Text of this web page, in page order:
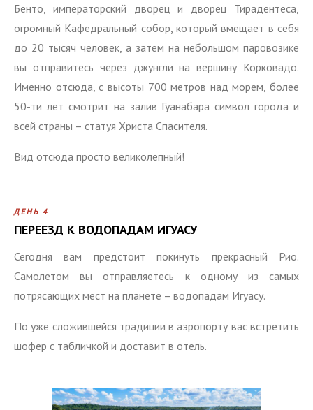
Бенто, императорский дворец и дворец Тирадентеса,
огромный Кафедральный собор, который вмещает в себя
до 20 тысяч человек, а затем на небольшом паровозике
вы отправитесь через джунгли на вершину Корковадо.
Именно отсюда, с высоты 700 метров над морем, более
50-ти лет смотрит на залив Гуанабара символ города и
всей страны – статуя Христа Спасителя.
Вид отсюда просто великолепный!
ДЕНЬ 4
ПЕРЕЕЗД К ВОДОПАДАМ ИГУАСУ
Сегодня вам предстоит покинуть прекрасный Рио.
Самолетом вы отправляетесь к одному из самых
потрясающих мест на планете – водопадам Игуасу.
По уже сложившейся традиции в аэропорту вас встретить
шофер с табличкой и доставит в отель.